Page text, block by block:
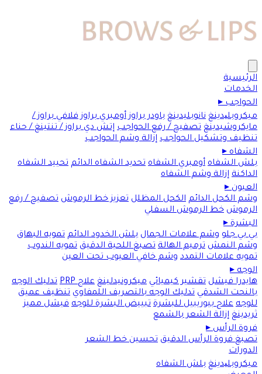
الرئيسية
الخدمات
الحواجب▸
ميكروبلیدينغ نانوبليدينغ باودر براوز أومبري براوز فلافي براوز /
مايكروشيدينغ تصفيح / رفع الحواجب إتش دي براوز / تنتينغ / حناء
تنظيف وتشكيل الحواجب إزالة وشم الحواجب
الشفاه▸
بلش الشفاه أومبري الشفاه تحديد الشفاه الدائم تحييد الشفاه
الداكنة إزالة وشم الشفاه
العيون▸
وشم الكحل الدائم الكحل المظلل تعزيز خط الرموش تصفيح / رفع
الرموش خط الرموش السفلي
البشرة▸
بي بي جلو وشم علامات الجمال بلش الخدود الدائم تمويه البهاق
وشم النمش ترميم الهالة تصبغ اللحية الدقيق تمويه الندوب
تمويه علامات التمدد وشم خافي العيوب تحت العين
الوجه▸
هايدرا فيشل تقشير كيميائي ميكرونيدلينغ علاج PRP
تدليك الوجه
بالنحت الشدقي تدليك الوجه بالتصريف اللمفاوي تنظيف عميق
للوجه علاج بيوريبيل للبشرة تبييض البشرة للوجه فيشل مميز
ثريدينغ إزالة الشعر بالشمع
فروة الرأس▸
تصبغ فروة الرأس الدقيق تحسين خط الشعر
الدورات
ميكروبلیدينغ بلش الشفاه